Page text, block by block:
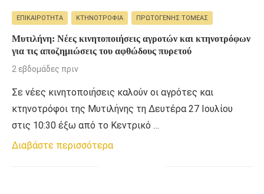
ΕΠΙΚΑΙΡΌΤΗΤΑ ΚΤΗΝΟΤΡΟΦΊΑ ΠΡΩΤΟΓΕΝΉΣ ΤΟΜΈΑΣ
Μυτιλήνη: Νέες κινητοποιήσεις αγροτών και κτηνοτρόφων
για τις αποζημιώσεις του αφθώδους πυρετού
2 εβδομάδες πριν
Σε νέες κινητοποιήσεις καλούν οι αγρότες και
κτηνοτρόφοι της Μυτιλήνης τη Δευτέρα 27 Ιουλίου
στις 10:30 έξω από το Κεντρικό …
Διαβάστε περισσότερα